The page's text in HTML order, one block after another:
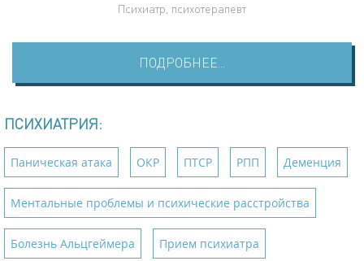
Психиатр, психотерапевт
ПОДРОБНЕЕ...
ПСИХИАТРИЯ:
Паническая атака ОКР ПТСР РПП Деменция
Ментальные проблемы и психические расстройства
Болезнь Альцгеймера Прием психиатра